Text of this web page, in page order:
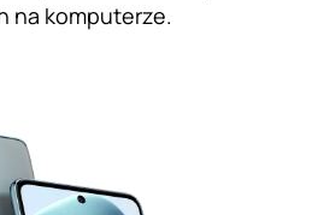
na komputerze.